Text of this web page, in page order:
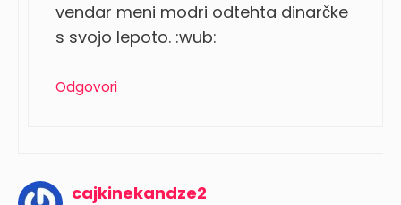
vendar meni modri odtehta dinarčke
s svojo lepoto. :wub:
Odgovori
cajkinekandze2